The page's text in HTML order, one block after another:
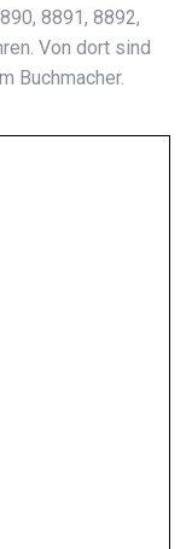
8891, 8892,
Von dort sind
Buchmacher.